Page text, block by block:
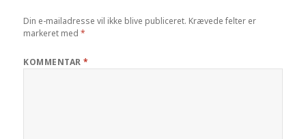
Din e-mailadresse vil ikke blive publiceret. Krævede felter er
markeret med*
KOMMENTAR*